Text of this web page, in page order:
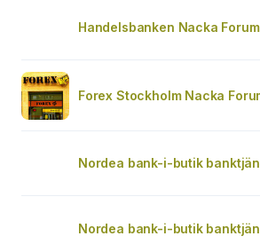
Handelsbanken Nacka Forum
Forex Stockholm Nacka
Nordea bank-i-butik
Nordea bank-i-butik